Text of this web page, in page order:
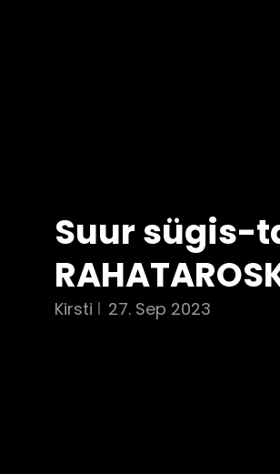
Suur sügis-
Kirsti 27. Sep 2023